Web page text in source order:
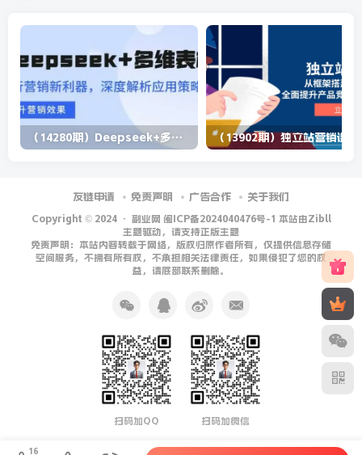
（14280期）Deepseek+多维表格，银行营销新利器，深度解析应用策略，提升营销效果
友链申请 免责声明 广告合作 关于我们
Copyright © 2024 · 副业网 闽ICP备2024040476号-1 本站由Zibll
主题驱动，请支持正版主题
免责声明：本站内容转载于网络，版权归原作者所有，仅提供信息存储
空间服务，不拥有所有权，不承担相关法律责任，如果侵犯了您的权
益，请底部联系删除。
扫码加QQ 扫码加微信
16